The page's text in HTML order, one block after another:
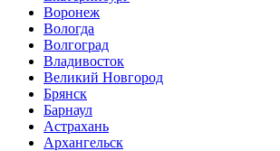
Воронеж
Вологда
Волгоград
Владивосток
Великий Новгород
Брянск
Барнаул
Астрахань
Архангельск